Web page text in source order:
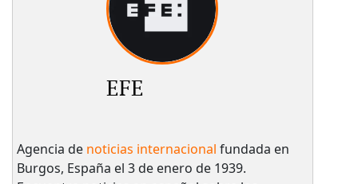
EFE
Agencia de noticias internacional fundada en
Burgos, España el 3 de enero de 1939.